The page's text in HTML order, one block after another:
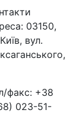
03150,
вул.
факс: +38
023-51-